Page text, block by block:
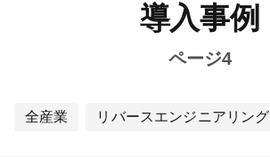
導入事例
ページ4
全産業 リバースエンジニアリング